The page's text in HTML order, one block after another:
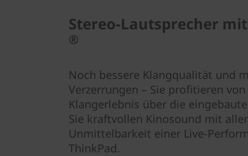
Stereo-Lautsprecher
®
Noch bessere Klangqualität und
Verzerrungen – Sie profitieren
Klangerlebnis über die
Sie kraftvollen Kinosound mit
Unmittelbarkeit einer Live-
ThinkPad.